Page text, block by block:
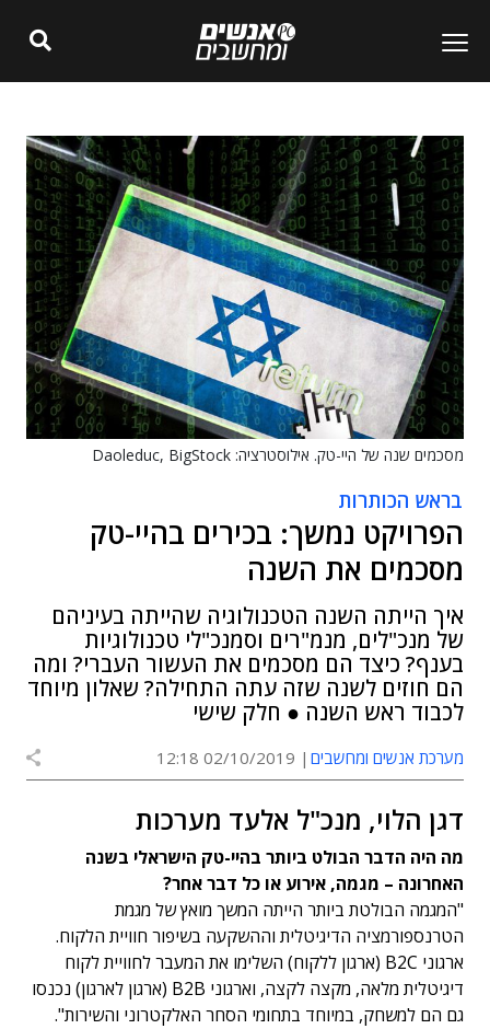
מסכמים שנה של היי-טק. אילוסטרציה: Daoleduc, BigStock
בראש הכותרות
הפרויקט נמשך: בכירים בהיי-טק
מסכמים את השנה
איך הייתה השנה הטכנולוגיה שהייתה בעיניהם
של מנכ"לים, מנמ"רים וסמנכ"לי טכנולוגיות
בענף? כיצד הם מסכמים את העשור העברי? ומה
הם חוזים לשנה שזה עתה התחילה? שאלון מיוחד
לכבוד ראש השנה ● חלק שישי
מערכת אנשים ומחשבים 02/10/2019 12:18
דגן הלוי, מנכ"ל אלעד מערכות
מה היה הדבר הבולט ביותר בהיי-טק הישראלי בשנה
האחרונה – מגמה, אירוע או כל דבר אחר?
"המגמה הבולטת ביותר הייתה המשך מואץ של מגמת
הטרנספורמציה הדיגיטלית וההשקעה בשיפור חוויית הלקוח.
ארגוני B2C (ארגון ללקוח) השלימו את המעבר לחוויית לקוח
דיגיטלית מלאה, מקצה לקצה, וארגוני B2B (ארגון לארגון) נכנסו
גם הם למשחק, במיוחד בתחומי הסחר האלקטרוני והשירות".